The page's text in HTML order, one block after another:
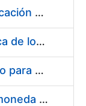
Servicio de Calibración y Verificación Externa de los Equipos de Medición del Servicio de Prevención de la FNMT-RCM
Conexión mediante Fibra Óptica de los Centros de Proceso de Datos (CPDs) de las sedes de la FNMT-RCM de Burgos y Madrid
Contratación de acuerdo marco para el Suministro de Material de Electricidad para la Fábrica Nacional de Moneda y Timbre-Real Casa de la Moneda en su centro de trabajo de Burgos
Suministro de estuches para moneda de 30 €